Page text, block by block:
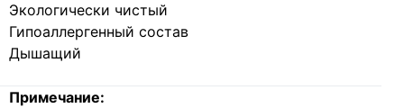
Экологически чистый
Гипоаллергенный состав
Дышащий
Примечание: